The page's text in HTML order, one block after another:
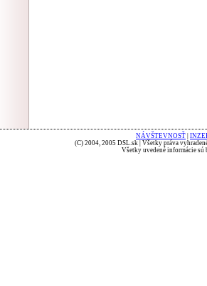
NÁVŠTEVNOSŤ
(C) 2004, 2005 DSL.sk | Všetky práva
Všetky uvedené informácie sú